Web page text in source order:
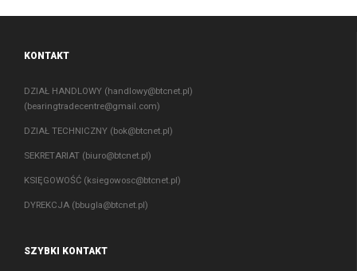
KONTAKT
DZIAŁ HANDLOWY (handlowy@btcnet.pl)
(bearingtradecentre@gmail.com)
DZIAŁ TECHNICZNY (bok@btcnet.pl)
SEKRETARIAT (biuro@btcnet.pl)
KSIĘGOWOŚĆ (ksiegowosc@btcnet.pl)
DYREKCJA (bbugla@btcnet.pl)
SZYBKI KONTAKT